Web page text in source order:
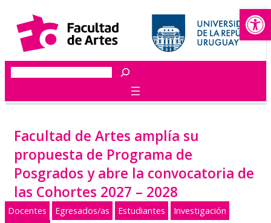
contenido
Buscar
Facultad de Artes amplía su
propuesta de Programa de
Posgrados y abre la convocatoria de
las Cohortes 2027 – 2028
Docentes Egresados/as Estudiantes
Investigación